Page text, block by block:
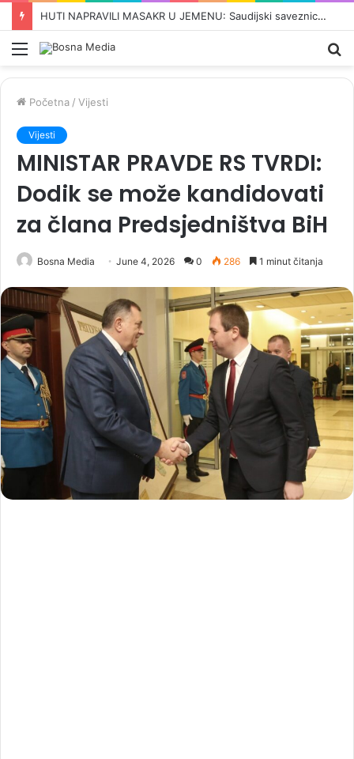
“PRITISCI SUSJEDA I ZLOUPOTREBA KONSTITUTIVNOSTI”: Konaković i Mehmedović poslali oštre poruke o zastupljenosti u institucijama BiH…
Meni
Početna / Vijesti
Vijesti
MINISTAR PRAVDE RS TVRDI:
Dodik se može kandidovati
za člana Predsjedništva BiH
Bosna Media June 4, 2026 0 286 1 minut čitanja